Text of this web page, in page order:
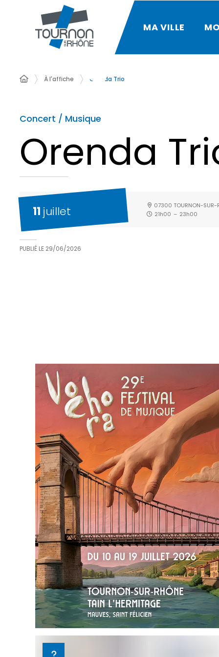
MA VILLE
À l'affiche Orenda Trio
Concert / Musique
Orenda
11 juillet
07300 TOURNON-SUR-
21h00 – 23h00
PUBLIÉ LE 29/06/2026